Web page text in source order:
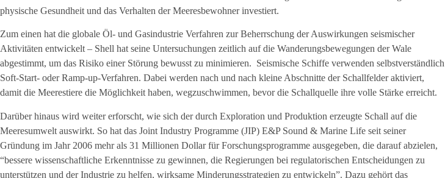
physische Gesundheit und das Verhalten der Meeresbewohner investiert.
Zum einen hat die globale Öl- und Gasindustrie Verfahren zur Beherrschung der Auswirkungen seismischer
Aktivitäten entwickelt – Shell hat seine Untersuchungen zeitlich auf die Wanderungsbewegungen der Wale
abgestimmt, um das Risiko einer Störung bewusst zu minimieren. Seismische Schiffe verwenden selbstverständlich
Soft-Start- oder Ramp-up-Verfahren. Dabei werden nach und nach kleine Abschnitte der Schallfelder aktiviert,
damit die Meerestiere die Möglichkeit haben, wegzuschwimmen, bevor die Schallquelle ihre volle Stärke erreicht.
Darüber hinaus wird weiter erforscht, wie sich der durch Exploration und Produktion erzeugte Schall auf die
Meeresumwelt auswirkt. So hat das Joint Industry Programme (JIP) E&P Sound & Marine Life seit seiner
Gründung im Jahr 2006 mehr als 31 Millionen Dollar für Forschungsprogramme ausgegeben, die darauf abzielen,
“bessere wissenschaftliche Erkenntnisse zu gewinnen, die Regierungen bei regulatorischen Entscheidungen zu
unterstützen und der Industrie zu helfen, wirksame Minderungsstrategien zu entwickeln”. Dazu gehört das